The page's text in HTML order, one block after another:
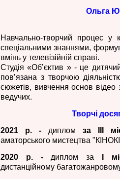
Ольга
Навчально-творчий процес у
спеціальними знаннями,
вмінь у телевізійній справі.
Студія «Об’єктив » - це
пов’язана з творчою
сюжетів, вивчення основ
ведучих.
Творчі
2021 р. - диплом за ІІІ
аматорського мистецтва
2020 р. - диплом за І
дистанційному